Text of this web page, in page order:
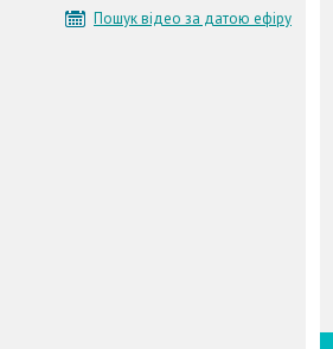
Пошук відео за датою ефіру